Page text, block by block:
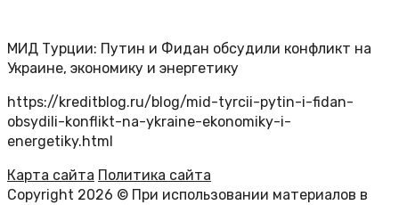
МИД Турции: Путин и Фидан обсудили конфликт на
Украине, экономику и энергетику
https://kreditblog.ru/blog/mid-tyrcii-pytin-i-fidan-
obsydili-konflikt-na-ykraine-ekonomiky-i-
energetiky.html
Карта сайта Политика сайта
Copyright 2026 © При использовании материалов в